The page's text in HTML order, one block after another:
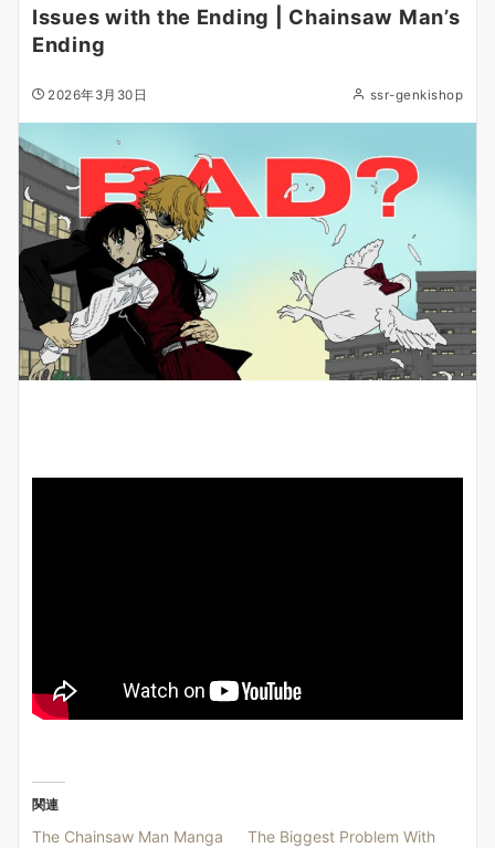
Issues with the Ending | Chainsaw Man’s
Ending
2026年3月30日 ssr-genkishop
関連
The Chainsaw Man Manga
The Biggest Problem With